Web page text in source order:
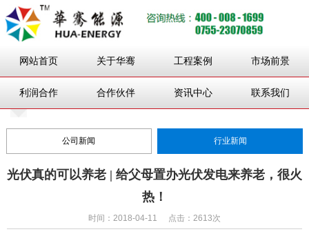
网站首页 关于华骞 工程案例 市场前景
利润合作 合作伙伴 资讯中心 联系我们
公司新闻 行业新闻
光伏真的可以养老 | 给父母置办光伏发电来养老，很火
热！
时间：2018-04-11 点击：2613次